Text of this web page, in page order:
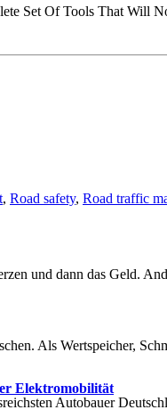
Set Of Tools That
, Road safety, Road traffic
und dann das Geld.
Als Wertspeicher,
Elektromobilität
Autobauer